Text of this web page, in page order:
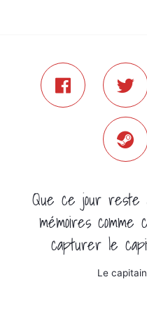
Que ce jour reste
mémoires
capturer le
Le